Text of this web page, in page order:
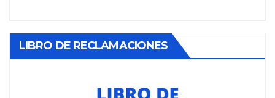
LIBRO DE RECLAMACIONES